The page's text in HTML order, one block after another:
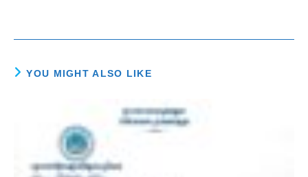
négociations entre le
YOU MIGHT ALSO LIKE